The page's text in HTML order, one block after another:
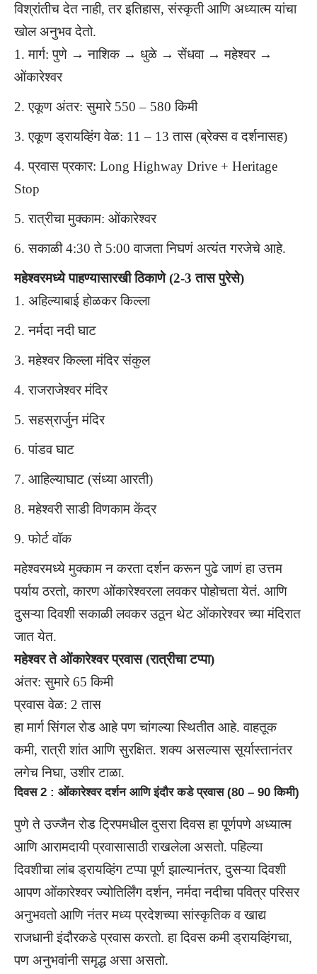
विश्रांतीच देत नाही, तर इतिहास, संस्कृती आणि अध्यात्म यांचा
खोल अनुभव देतो.
मार्ग: पुणे → नाशिक → धुळे → सेंधवा → महेश्वर →
ओंकारेश्वर
एकूण अंतर: सुमारे 550 – 580 किमी
एकूण ड्रायव्हिंग वेळ: 11 – 13 तास (ब्रेक्स व दर्शनासह)
प्रवास प्रकार: Long Highway Drive + Heritage
Stop
रात्रीचा मुक्काम: ओंकारेश्वर
सकाळी 4:30 ते 5:00 वाजता निघणं अत्यंत गरजेचे आहे.
महेश्वरमध्ये पाहण्यासारखी ठिकाणे (2-3 तास पुरेसे)
अहिल्याबाई होळकर किल्ला
नर्मदा नदी घाट
महेश्वर किल्ला मंदिर संकुल
राजराजेश्वर मंदिर
सहस्रार्जुन मंदिर
पांडव घाट
आहिल्याघाट (संध्या आरती)
महेश्वरी साडी विणकाम केंद्र
फोर्ट वॉक
महेश्वरमध्ये मुक्काम न करता दर्शन करून पुढे जाणं हा उत्तम
पर्याय ठरतो, कारण ओंकारेश्वरला लवकर पोहोचता येतं. आणि
दुसऱ्या दिवशी सकाळी लवकर उठून थेट ओंकारेश्वर च्या मंदिरात
जात येत.
महेश्वर ते ओंकारेश्वर प्रवास (रात्रीचा टप्पा)
अंतर: सुमारे 65 किमी
प्रवास वेळ: 2 तास
हा मार्ग सिंगल रोड आहे पण चांगल्या स्थितीत आहे. वाहतूक
कमी, रात्री शांत आणि सुरक्षित. शक्य असल्यास सूर्यास्तानंतर
लगेच निघा, उशीर टाळा.
दिवस 2 : ओंकारेश्वर दर्शन आणि इंदौर कडे प्रवास (80 – 90 किमी)
पुणे ते उज्जैन रोड ट्रिपमधील दुसरा दिवस हा पूर्णपणे अध्यात्म
आणि आरामदायी प्रवासासाठी राखलेला असतो. पहिल्या
दिवशीचा लांब ड्रायव्हिंग टप्पा पूर्ण झाल्यानंतर, दुसऱ्या दिवशी
आपण ओंकारेश्वरज्योतिर्लिंगदर्शन, नर्मदा नदीचा पवित्र परिसर
अनुभवतो आणि नंतर मध्य प्रदेशच्या सांस्कृतिक व खाद्य
राजधानी इंदौरकडे प्रवास करतो. हा दिवस कमी ड्रायव्हिंगचा,
पण अनुभवांनी समृद्ध असा असतो.